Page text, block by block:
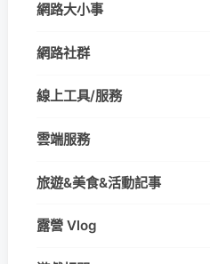
網路大小事
網路社群
線上工具/服務
雲端服務
旅遊&美食&活動記事
露營 Vlog